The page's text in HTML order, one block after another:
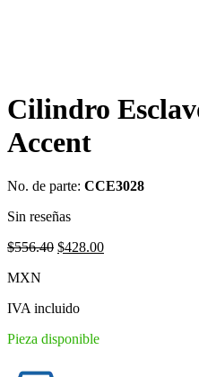
Cilindro
Accent
No. de parte: CCE3028
Sin reseñas
$556.40 Original
$428.00Current
MXN
IVA incluido
Pieza disponible